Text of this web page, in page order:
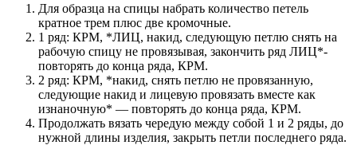
Для образца на спицы набрать количество петель
кратное трем плюс две кромочные.
1 ряд: КРМ, *ЛИЦ, накид, следующую петлю снять на
рабочую спицу не провязывая, закончить ряд ЛИЦ*-
повторять до конца ряда, КРМ.
2 ряд: КРМ, *накид, снять петлю не провязанную,
следующие накид и лицевую провязать вместе как
изнаночную* — повторять до конца ряда, КРМ.
Продолжать вязать чередую между собой 1 и 2 ряды, до
нужной длины изделия, закрыть петли последнего ряда.